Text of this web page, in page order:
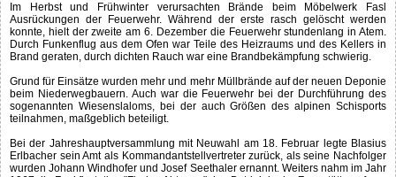
Im Herbst und Frühwinter verursachten Brände beim Möbelwerk Fasl
Ausrückungen der Feuerwehr. Während der erste rasch gelöscht werden
konnte, hielt der zweite am 6. Dezember die Feuerwehr stundenlang in Atem.
Durch Funkenflug aus dem Ofen war Teile des Heizraums und des Kellers in
Brand geraten, durch dichten Rauch war eine Brandbekämpfung schwierig.
Grund für Einsätze wurden mehr und mehr Müllbrände auf der neuen Deponie
beim Niederwegbauern. Auch war die Feuerwehr bei der Durchführung des
sogenannten Wiesenslaloms, bei der auch Größen des alpinen Schisports
teilnahmen, maßgeblich beteiligt.
Bei der Jahreshauptversammlung mit Neuwahl am 18. Februar legte Blasius
Erlbacher sein Amt als Kommandantstellvertreter zurück, als seine Nachfolger
wurden Johann Windhofer und Josef Seethaler ernannt. Weiters nahm im Jahr